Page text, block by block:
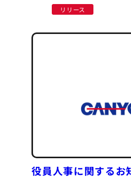
リリース
役員人事に関するお